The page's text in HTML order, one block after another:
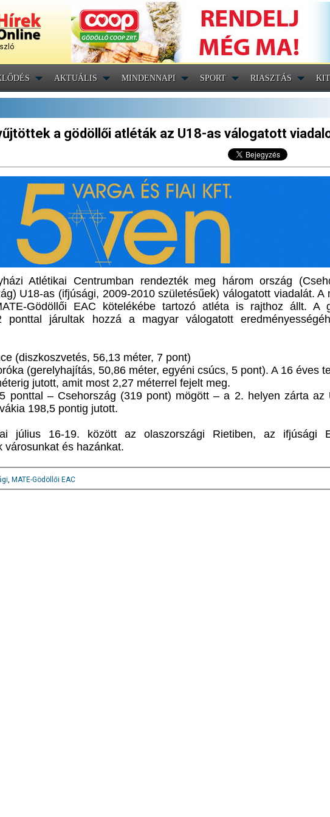
AKTUÁLIS MINDENNAPI SPORT RIASZTÁS
a gödöllői atléták az U18-as válogatott
Atlétikai Centrumban rendezték meg három ország
U18-as (ifjúsági, 2009-2010 születésűek) válogatott viadalát. A
Gödöllői EAC kötelékébe tartozó atléta is rajthoz állt. A
ponttal járultak hozzá a magyar válogatott
(diszkoszvetés, 56,13 méter, 7 pont)
(gerelyhajítás, 50,86 méter, egyéni csúcs, 5 pont). A 16 éves
jutott, amit most 2,27 méterrel fejelt meg.
ponttal – Csehország (319 pont) mögött – a 2. helyen zárta az
198,5 pontig jutott.
július 16-19. között az olaszországi Rietiben, az ifjúsági
városunkat és hazánkat.
, MATE-Gödöllői EAC